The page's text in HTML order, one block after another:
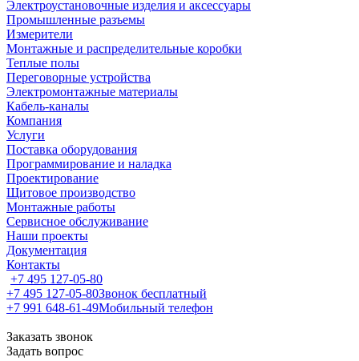
Электроустановочные изделия и аксессуары
Промышленные разъемы
Измерители
Монтажные и распределительные коробки
Теплые полы
Переговорные устройства
Электромонтажные материалы
Кабель-каналы
Компания
Услуги
Поставка оборудования
Программирование и наладка
Проектирование
Щитовое производство
Монтажные работы
Сервисное обслуживание
Наши проекты
Документация
Контакты
+7 495 127-05-80
+7 495 127-05-80Звонок бесплатный
+7 991 648-61-49Мобильный телефон
Заказать звонок
Задать вопрос